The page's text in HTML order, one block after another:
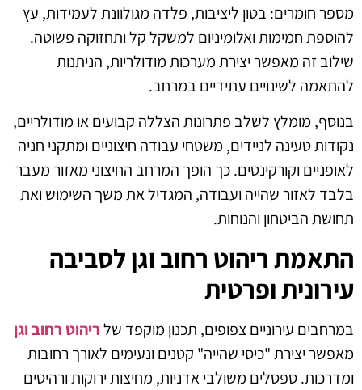
מספר חומרים: בטון ליציבות, פלדה מגולוונת לעמידות, עץ
להוספת חמימות ואלומיניום למשקל קל ותחזוקה פשוטה.
שילוב זה מאפשר יצירת מערכות מודולריות, הניתנות
להתאמה לשינויים עתידיים במרחב.
בנוסף, מומלץ לשלב פתרונות הצללה קבועים או מודולריים,
נקודות טעינה לניידים, משטחי עבודה חיצוניים ומתקני חניה
לאופניים וקורקינטים. כך הופך המרחב החיצוני מאזור מעבר
בלבד לאזור שהייה ועבודה, המגדיל את משך השימוש ואת
תחושת הביטחון והנוחות.
התאמת ריהוט רחוב וגן לסביבה
עירונית ופרטית
במרחבים עירוניים צפופים, תכנון מוקפד שלריהוט רחוב וגן
מאפשר יצירת "כיסי שהייה" קטנים ונעימים לאורך רחובות
ומדרכות. ספסלים משולבי אדניות, מחיצות ירוקות ורהיטים